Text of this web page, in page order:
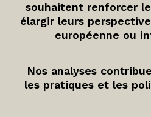
souhaitent renforcer
élargir leurs
européenne ou
Nos analyses
les pratiques et les